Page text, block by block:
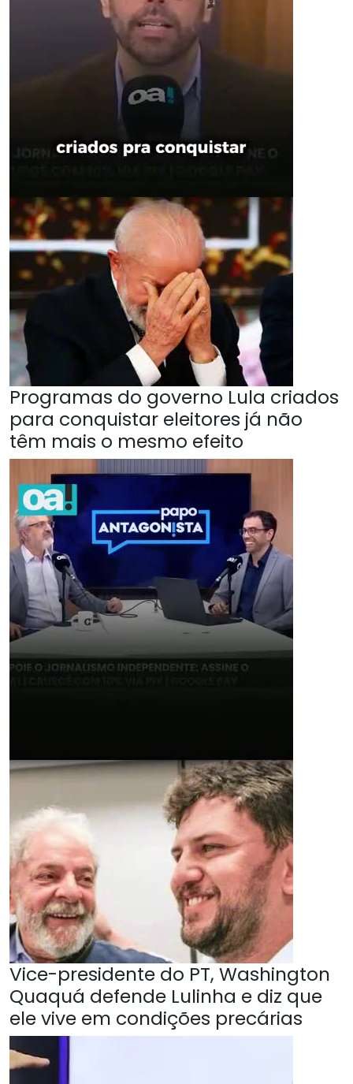
Programas do governo Lula criados
para conquistar eleitores já não
têm mais o mesmo efeito
Vice-presidente do PT, Washington
Quaquá defende Lulinha e diz que
ele vive em condições precárias